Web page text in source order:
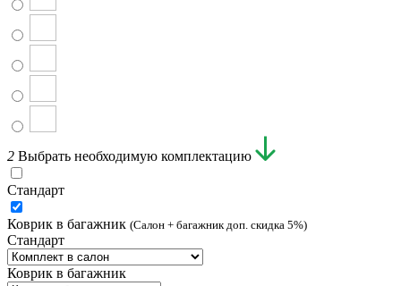
2 Выбрать необходимую комплектацию
Стандарт
Коврик в багажник (Салон + багажник доп. скидка 5%)
Стандарт
Коврик в багажник